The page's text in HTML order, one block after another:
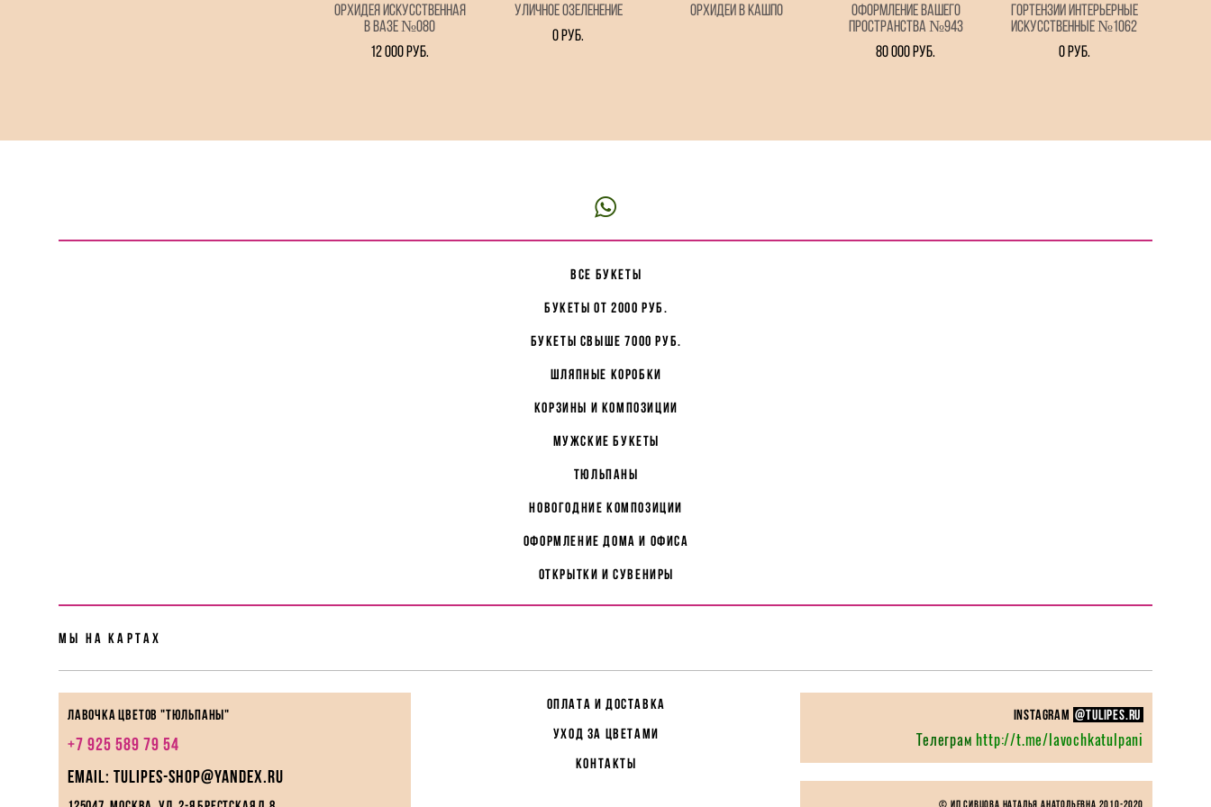
Орхидея Искусственная
в вазе №080
12 000 pуб.
Уличное озеленение
0 pуб.
Орхидеи в кашпо
Оформление вашего
пространства №943
80 000 pуб.
Гортензии интерьерные
искусственные №1062
0 pуб.
все букеты
букеты от 2000 руб.
букеты свыше 7000 руб.
Шляпные коробки
корзины и композиции
мужские букеты
Тюльпаны
Новогодние композиции
Оформление дома и офиса
Открытки и сувениры
Мы На картах
Лавочка цветов "Тюльпаны"
+7 925 589 79 54
EMAIL: tulipes-shop@yandex.ru
ОПЛАТА И ДОСТАВКА
УХОД ЗА ЦВЕТАМИ
КОНТАКТЫ
instagram @TULIPES.RU
Телеграм http://t.me/lavochkatulpani
© ИП Сивцова Наталья Анатольевна 2010-2020